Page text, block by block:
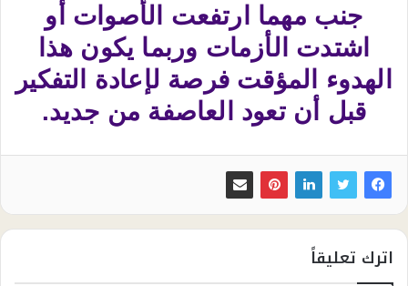
جنب مهما ارتفعت الأصوات أو
اشتدت الأزمات وربما يكون هذا
الهدوء المؤقت فرصة لإعادة التفكير
قبل أن تعود العاصفة من جديد.
اترك تعليقاً